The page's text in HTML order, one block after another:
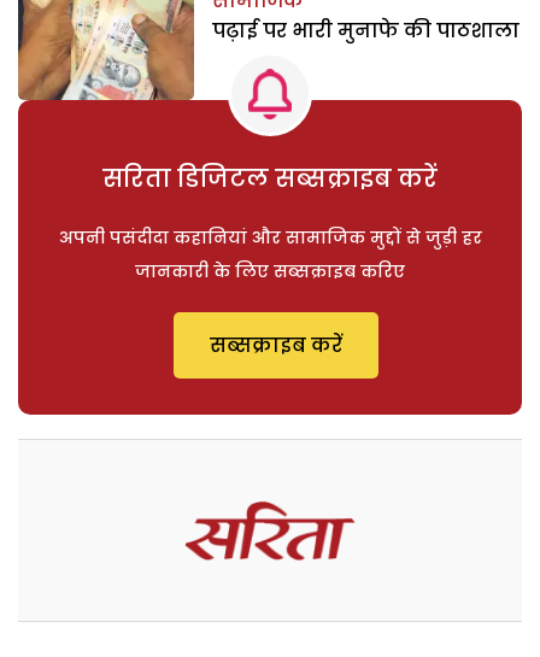
पढ़ाई पर भारी मुनाफे की पाठशाला
सरिता डिजिटल सब्सक्राइब करें
अपनी पसंदीदा कहानियां और सामाजिक मुद्दों से जुड़ी हर
जानकारी के लिए सब्सक्राइब करिए
सब्सक्राइब करें